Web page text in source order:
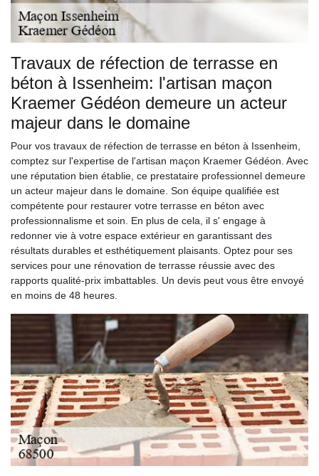
Travaux de réfection de terrasse en
béton à Issenheim: l'artisan maçon
Kraemer Gédéon demeure un acteur
majeur dans le domaine
Pour vos travaux de réfection de terrasse en béton à Issenheim,
comptez sur l'expertise de l'artisan maçon Kraemer Gédéon. Avec
une réputation bien établie, ce prestataire professionnel demeure
un acteur majeur dans le domaine. Son équipe qualifiée est
compétente pour restaurer votre terrasse en béton avec
professionnalisme et soin. En plus de cela, il s' engage à
redonner vie à votre espace extérieur en garantissant des
résultats durables et esthétiquement plaisants. Optez pour ses
services pour une rénovation de terrasse réussie avec des
rapports qualité-prix imbattables. Un devis peut vous être envoyé
en moins de 48 heures.